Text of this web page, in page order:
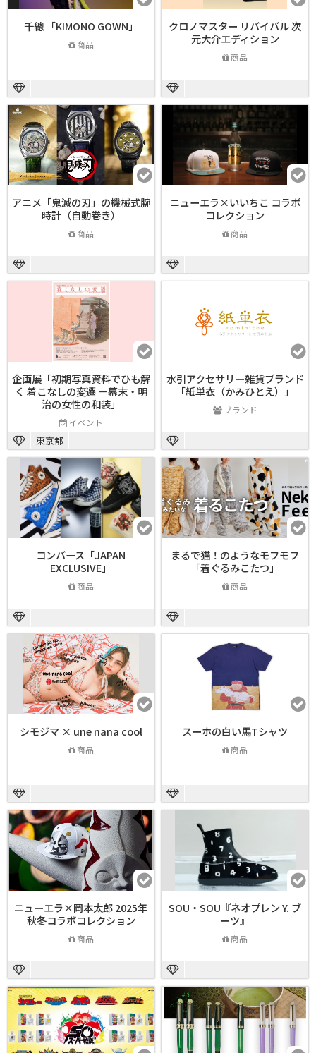
千總 「KIMONO GOWN」
商品
クロノマスター リバイバル 次
元大介エディション
商品
アニメ「鬼滅の刃」の機械式腕
時計（自動巻き）
商品
ニューエラ×いいちこ コラボ
コレクション
商品
企画展「初期写真資料でひも解
く 着こなしの変遷 －幕末・明
治の女性の和装」
イベント
東京都
水引アクセサリー雑貨ブランド
「紙単衣（かみひとえ）」
ブランド
コンバース「JAPAN
EXCLUSIVE」
商品
まるで猫！のようなモフモフ
「着ぐるみこたつ」
商品
シモジマ × une nana cool
商品
スーホの白い馬Tシャツ
商品
ニューエラ×岡本太郎 2025年
秋冬コラボコレクション
商品
SOU・SOU『ネオプレン Y. ブ
ーツ』
商品